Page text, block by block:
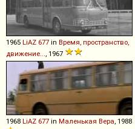
1965 LiAZ 677 in Время, пространство,
движение...
, 1967
1968 LiAZ 677 in Маленькая Вера , 1988